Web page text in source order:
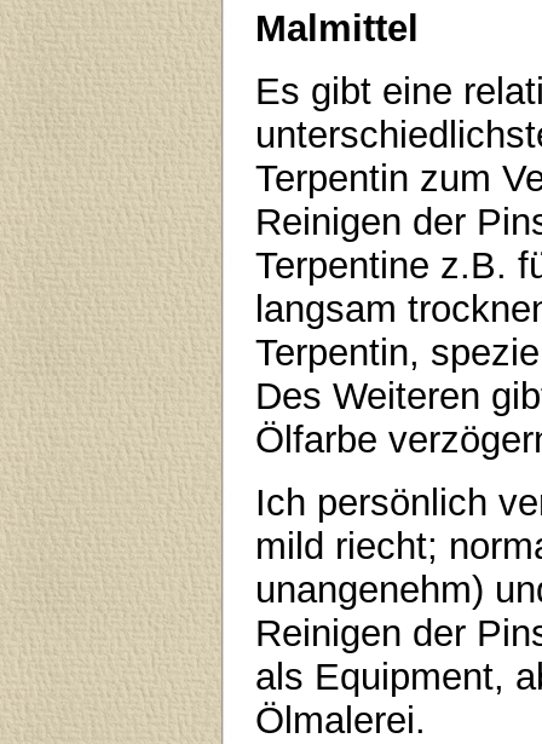
Malmittel
Es gibt eine
Terpentin zum
Reinigen der
Terpentine z.B.
langsam
Terpentin,
Des Weiteren
Ölfarbe
Ich persönlich
mild riecht;
unangenehm)
Reinigen der
als Equipment,
Ölmalerei.